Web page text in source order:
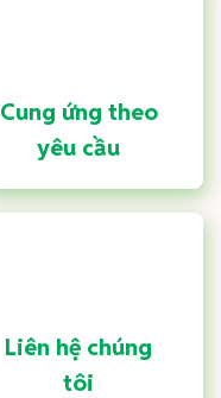
Cung ứng theo
yêu cầu
Liên hệ chúng
tôi